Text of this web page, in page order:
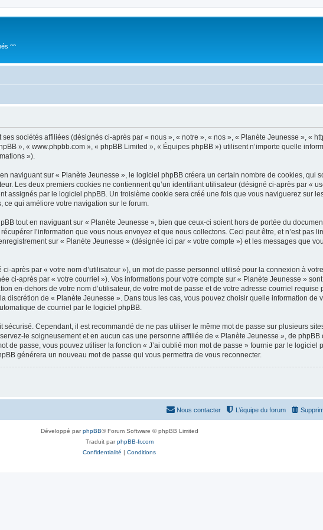
^^
sociétés affiliées (désignés ci-après par « nous », « notre », « nos », « Planète Jeunesse », «
», « www.phpbb.com », « phpBB Limited », « Équipes phpBB ») utilisent n’importe quelle
»).
naviguant sur « Planète Jeunesse », le logiciel phpBB créera un certain nombre de cookies, qui
Les deux premiers cookies ne contiennent qu’un identifiant utilisateur (désigné ci-après par «
assignés par le logiciel phpBB. Un troisième cookie sera créé une fois que vous naviguerez sur
qui améliore votre navigation sur le forum.
tout en naviguant sur « Planète Jeunesse », bien que ceux-ci soient hors de portée du
l’information que vous nous envoyez et que nous collectons. Ceci peut être, et n’est pas
sur « Planète Jeunesse » (désignée ici par « votre compte ») et les messages que
après par « votre nom d’utilisateur »), un mot de passe personnel utilisé pour la connexion à
ci-après par « votre courriel »). Vos informations pour votre compte sur « Planète Jeunesse »
en-dehors de votre nom d’utilisateur, de votre mot de passe et de votre adresse courriel requise
discrétion de « Planète Jeunesse ». Dans tous les cas, vous pouvez choisir quelle information de
de courriel par le logiciel phpBB.
Cependant, il est recommandé de ne pas utiliser le même mot de passe sur plusieurs
le soigneusement et en aucun cas une personne affiliée de « Planète Jeunesse », de
de passe, vous pouvez utiliser la fonction « J’ai oublié mon mot de passe » fournie par le logiciel
générera un nouveau mot de passe qui vous permettra de vous reconnecter.
L’équipe du forum
Nous contacter
Développé parphpBB® Forum Software © phpBB Limited
Traduit parphpBB-fr.com
Confidentialité | Conditions